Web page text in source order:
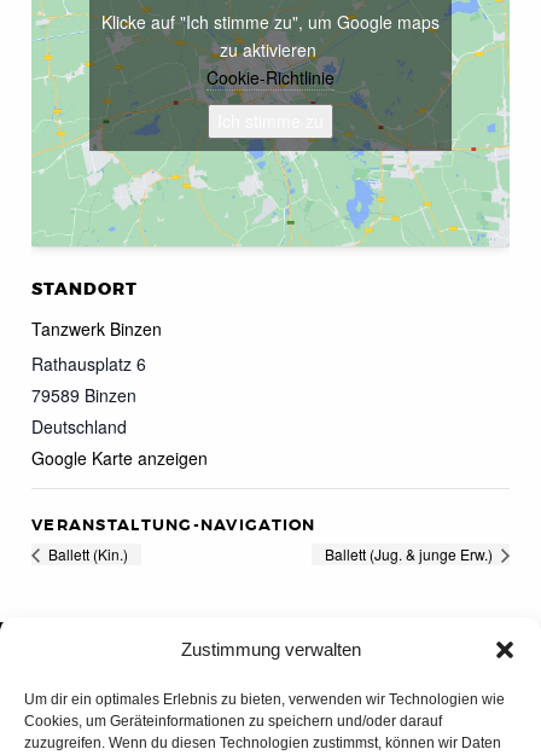
Zustimmung verwalten
Um dir ein optimales Erlebnis zu bieten, verwenden wir Technologien wie
Cookies, um Geräteinformationen zu speichern und/oder darauf
zuzugreifen. Wenn du diesen Technologien zustimmst, können wir Daten
STANDORT
Tanzwerk Binzen
Rathausplatz 6
79589 Binzen
Deutschland
Google Karte anzeigen
Klicke auf "Ich stimme zu", um Google maps
zu aktivieren
Cookie-Richtlinie
VERANSTALTUNG-NAVIGATION
Ballett (Kin.) Ballett (Jug. & junge Erw.)